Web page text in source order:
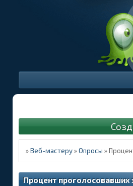
»Веб-мастеру »Опросы »
Процент проголосовавших